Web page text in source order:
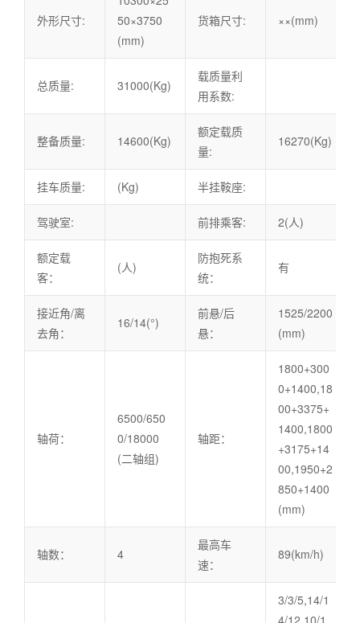
外形尺寸:
50×3750
(mm)
货箱尺寸: ××(mm)
总质量: 31000(Kg)
载质量利
用系数:
整备质量: 14600(Kg)
额定载质
量:
16270(Kg)
挂车质量: (Kg) 半挂鞍座:
驾驶室: 前排乘客: 2(人)
额定载
客：
(人)
防抱死系
统：
有
接近角/离
去角：
16/14(°)
前悬/后
悬：
1525/2200
(mm)
轴荷：
6500/650
0/18000
(二轴组)
轴距：
1800+300
0+1400,18
00+3375+
1400,1800
+3175+14
00,1950+2
850+1400
(mm)
轴数： 4
最高车
速：
89(km/h)
3/3/5,14/1
4/12,10/1